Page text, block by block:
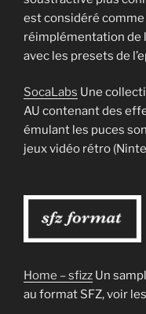
est considéré
réimplémentation de
avec les presets de
SocaLabs Une
AU contenant des
émulant les puces
jeux vidéo rétro
Home – sfizz Un
au format SFZ, voir